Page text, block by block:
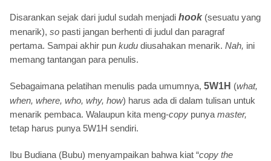
Disarankan sejak dari judul sudah menjadi hook (sesuatu yang
menarik), so pasti jangan berhenti di judul dan paragraf
pertama. Sampai akhir pun kudu diusahakan menarik. Nah, ini
memang tantangan para penulis.
Sebagaimana pelatihan menulis pada umumnya, 5W1H (what,
when, where, who, why, how) harus ada di dalam tulisan untuk
menarik pembaca. Walaupun kita meng-copy punya master,
tetap harus punya 5W1H sendiri.
Ibu Budiana (Bubu) menyampaikan bahwa kiat “copy the